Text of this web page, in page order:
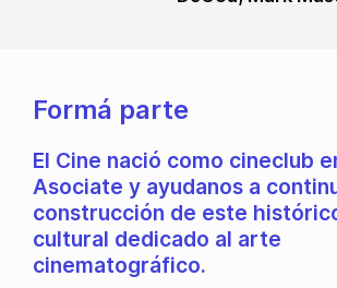
Formá parte
El Cine nació como cineclub
Asociate y ayudanos a
construcción de este
cultural dedicado al arte
cinematográfico.